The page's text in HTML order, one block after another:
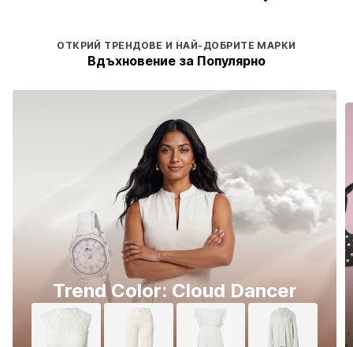
ОТКРИЙ ТРЕНДОВЕ И НАЙ-ДОБРИТЕ МАРКИ
Вдъхновение за Популярно
Trend Color: Cloud Dancer